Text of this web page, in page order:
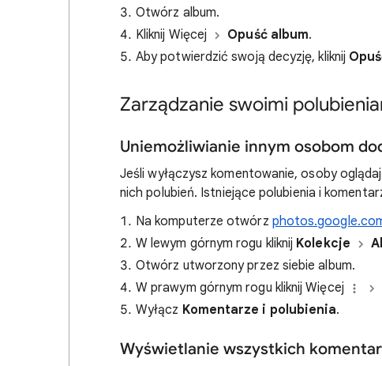
Otwórz album.
Kliknij Więcej
Opuść album.
Aby potwierdzić swoją decyzję, kliknij
Zarządzanie swoimi
Uniemożliwianie innym osobom
Jeśli wyłączysz komentowanie, osoby
nich polubień. Istniejące polubienia i
Na komputerze otwórz
W lewym górnym rogu kliknij Kolekcje
Otwórz utworzony przez siebie album.
W prawym górnym rogu kliknij Więcej
Wyłącz Komentarze i polubienia.
Wyświetlanie wszystkich